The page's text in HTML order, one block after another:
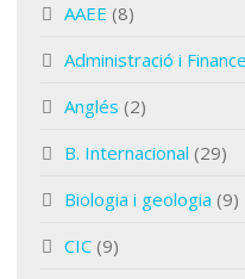
AAEE (8)
Administració i
Anglés (2)
B. Internacional (29)
Biologia i geologia (9)
CIC (9)